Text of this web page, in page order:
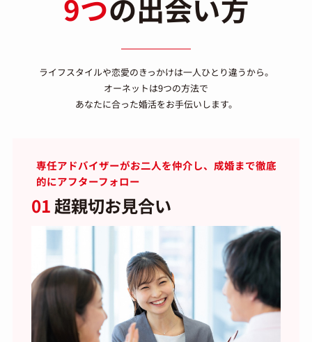
9つの出会い方
ライフスタイルや恋愛のきっかけは一人ひとり違うから。
オーネットは9つの方法で
あなたに合った婚活をお手伝いします。
専任アドバイザーがお二人を仲介し、成婚まで徹底
的にアフターフォロー
01 超親切お見合い